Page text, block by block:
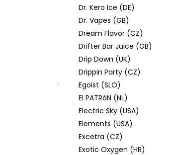
Dr. Kero Ice (DE)
Dr. Vapes (GB)
Dream Flavor (CZ)
Drifter Bar Juice (GB)
Drip Down (UK)
Drippin Party (CZ)
Egoist (SLO)
El PATRóN (NL)
Electric Sky (USA)
Elements (USA)
Excetra (CZ)
Exotic Oxygen (HR)